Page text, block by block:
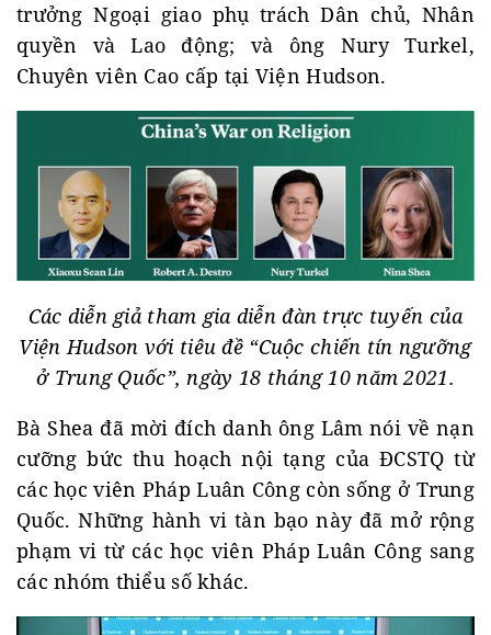
trưởng Ngoại giao phụ trách Dân chủ, Nhân
quyền và Lao động; và ông Nury Turkel,
Chuyên viên Cao cấp tại Viện Hudson.
Các diễn giả tham gia diễn đàn trực tuyến của
Viện Hudson với tiêu đề “Cuộc chiến tín ngưỡng
ở Trung Quốc”, ngày 18 tháng 10 năm 2021.
Bà Shea đã mời đích danh ông Lâm nói về nạn
cưỡng bức thu hoạch nội tạng của ĐCSTQ từ
các học viên Pháp Luân Công còn sống ở Trung
Quốc. Những hành vi tàn bạo này đã mở rộng
phạm vi từ các học viên Pháp Luân Công sang
các nhóm thiểu số khác.